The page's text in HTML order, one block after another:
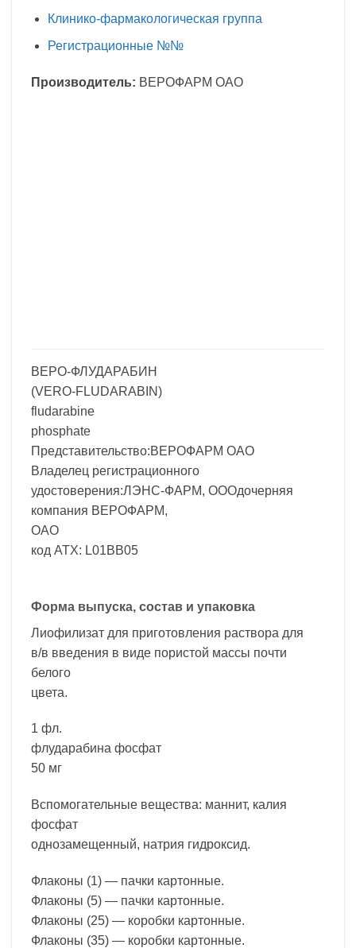
Клинико-фармакологическая группа
Регистрационные №№
Производитель: ВЕРОФАРМ ОАО
ВЕРО-ФЛУДАРАБИН
(VERO-FLUDARABIN)
fludarabine
phosphate
Представительство:ВЕРОФАРМ ОАО
Владелец регистрационного
удостоверения:ЛЭНС-ФАРМ, ОООдочерняя
компания ВЕРОФАРМ,
ОАО
код ATX: L01BB05
Форма выпуска, состав и упаковка
Лиофилизат для приготовления раствора для
в/в введения в виде пористой массы почти
белого
цвета.
1 фл.
флударабина фосфат
50 мг
Вспомогательные вещества: маннит, калия
фосфат
однозамещенный, натрия гидроксид.
Флаконы (1) — пачки картонные.
Флаконы (5) — пачки картонные.
Флаконы (25) — коробки картонные.
Флаконы (35) — коробки картонные.